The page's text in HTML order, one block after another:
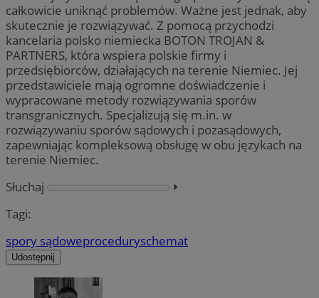
całkowicie uniknąć problemów. Ważne jest jednak, aby
skutecznie je rozwiązywać. Z pomocą przychodzi
kancelaria polsko niemiecka BOTON TROJAN &
PARTNERS, która wspiera polskie firmy i
przedsiębiorców, działających na terenie Niemiec. Jej
przedstawiciele mają ogromne doświadczenie i
wypracowane metody rozwiązywania sporów
transgranicznych. Specjalizują się m.in. w
rozwiązywaniu sporów sądowych i pozasądowych,
zapewniając kompleksową obsługę w obu językach na
terenie Niemiec.
Słuchaj
⏵︎
Tagi:
spory sądoweproceduryschemat
Udostępnij